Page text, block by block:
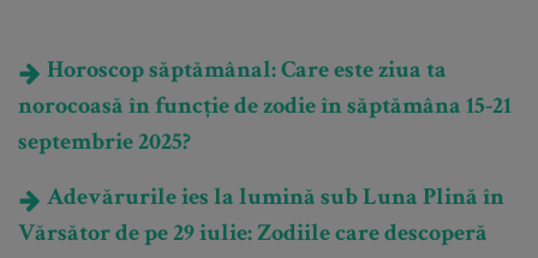
Horoscop săptămânal: Care este ziua ta
norocoasă în funcție de zodie în săptămâna 15-21
septembrie 2025?
Adevărurile ies la lumină sub Luna Plină în
Vărsător de pe 29 iulie: Zodiile care descoperă